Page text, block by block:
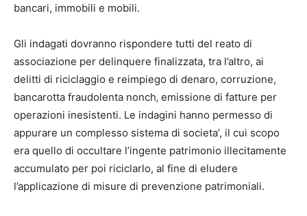
bancari, immobili e mobili.
Gli indagati dovranno rispondere tutti del reato di
associazione per delinquere finalizzata, tra l’altro, ai
delitti di riciclaggio e reimpiego di denaro, corruzione,
bancarotta fraudolenta nonch‚ emissione di fatture per
operazioni inesistenti. Le indagini hanno permesso di
appurare un complesso sistema di societa’, il cui scopo
era quello di occultare l’ingente patrimonio illecitamente
accumulato per poi riciclarlo, al fine di eludere
l’applicazione di misure di prevenzione patrimoniali.